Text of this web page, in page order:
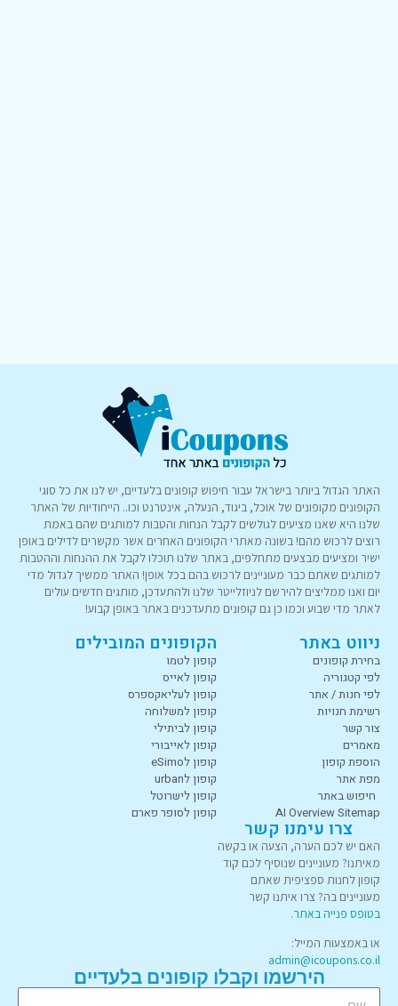
האתר הגדול ביותר בישראל עבור חיפוש קופונים בלעדיים, יש לנו את כל סוגי
הקופונים מקופונים של אוכל, ביגוד, הנעלה, אינטרנט וכו.. הייחודיות של האתר
שלנו היא שאנו מציעים לגולשים לקבל הנחות והטבות למותגים שהם באמת
רוצים לרכוש מהם! בשונה מאתרי הקופונים האחרים אשר מקשרים לדילים באופן
ישיר ומציעים מבצעים מתחלפים, באתר שלנו תוכלו לקבל את ההנחות וההטבות
למותגים שאתם כבר מעוניינים לרכוש בהם בכל אופן! האתר ממשיך לגדול מדי
יום ואנו ממליצים להירשם לניוזלייטר שלנו ולהתעדכן, מותגים חדשים עולים
לאתר מדי שבוע וכמו כן גם קופונים מתעדכנים באתר באופן קבוע!
ניווט באתר
בחירת קופונים
לפי קטגוריה
לפי חנות / אתר
רשימת חנויות
צור קשר
מאמרים
הוספת קופון
מפת אתר
חיפוש באתר
AI Overview Sitemap
הקופונים המובילים
קופון לטמו
קופון לאייס
קופון לעליאקספרס
קופון למשלוחה
קופון לביתילי
קופון לאייבורי
קופון לeSimo
קופון לurban
קופון לישרוטל
קופון לסופר פארם
צרו עימנו קשר
האם יש לכם הערה, הצעה או בקשה
מאיתנו? מעוניינים שנוסיף לכם קוד
קופון לחנות ספציפית שאתם
מעוניינים בה? צרו איתנו קשר
בטופס פנייה באתר.
או באמצעות המייל:
admin@icoupons.co.il
הירשמו וקבלו קופונים בלעדיים